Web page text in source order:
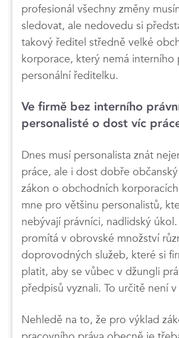
profesionál všechny změny
sledovat, ale nedovedu si
takový ředitel středně velké
korporace, který nemá interního
personální ředitelku.
Ve firmě bez interního
personalisté o dost víc
Dnes musí personalista znát
práce, ale i dost dobře
zákon o obchodních
mne pro většinu personalistů,
nebývají právníci, nadlidský
promítá v obrovské množství
doprovodných služeb, které si
platit, aby se vůbec v džungli
předpisů vyznali. To určitě není
Nehledě na to, že pro výklad